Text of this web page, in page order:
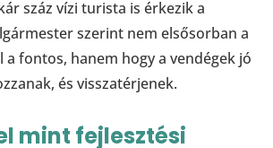
száz vízi turista is érkezik a
szerint nem elsősorban a
a fontos, hanem hogy a vendégek jó
és visszatérjenek.
mint fejlesztési